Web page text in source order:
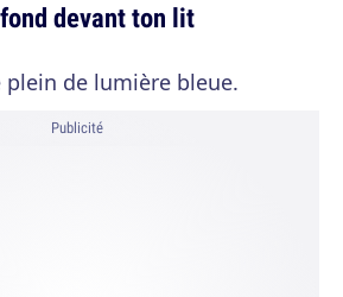
devant ton lit
de lumière bleue.
Publicité